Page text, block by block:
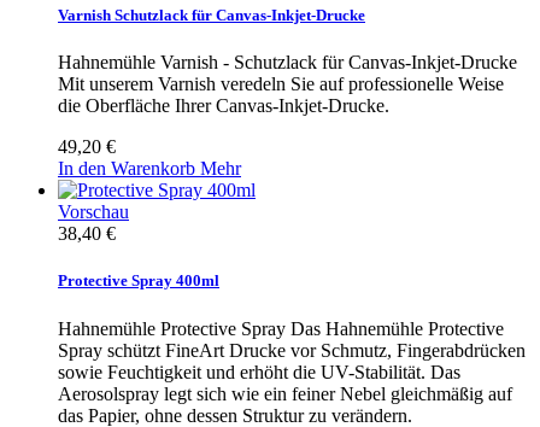
Varnish Schutzlack für Canvas-Inkjet-Drucke
Hahnemühle Varnish - Schutzlack für Canvas-Inkjet-Drucke
Mit unserem Varnish veredeln Sie auf professionelle Weise
die Oberfläche Ihrer Canvas-Inkjet-Drucke.
49,20 €
In den Warenkorb Mehr
Vorschau
38,40 €
Protective Spray 400ml
Hahnemühle Protective Spray Das Hahnemühle Protective
Spray schützt FineArt Drucke vor Schmutz, Fingerabdrücken
sowie Feuchtigkeit und erhöht die UV-Stabilität. Das
Aerosolspray legt sich wie ein feiner Nebel gleichmäßig auf
das Papier, ohne dessen Struktur zu verändern.